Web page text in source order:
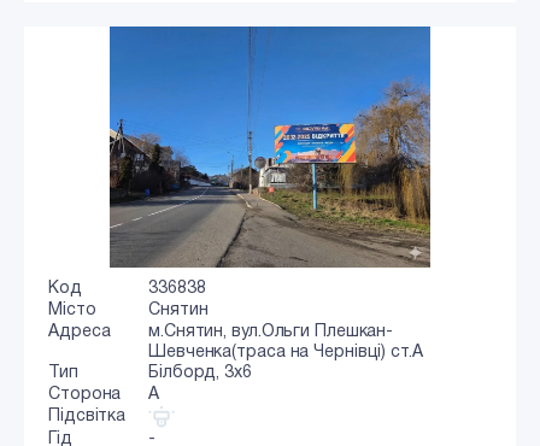
Код
336838
Місто
Снятин
Адреса
м.Снятин, вул.Ольги Плешкан-
Шевченка(траса на Чернівці) ст.А
Тип
Білборд, 3х6
Сторона
A
Підсвітка
Гід
-